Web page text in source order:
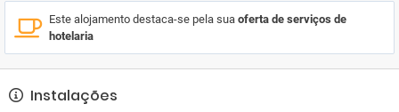
Este alojamento destaca-se pela sua oferta de serviços de
hotelaria
Instalações